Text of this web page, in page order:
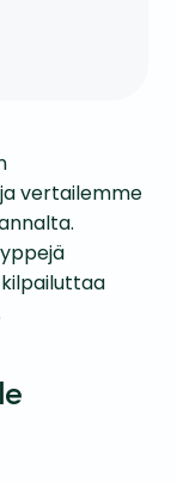
vertailemme